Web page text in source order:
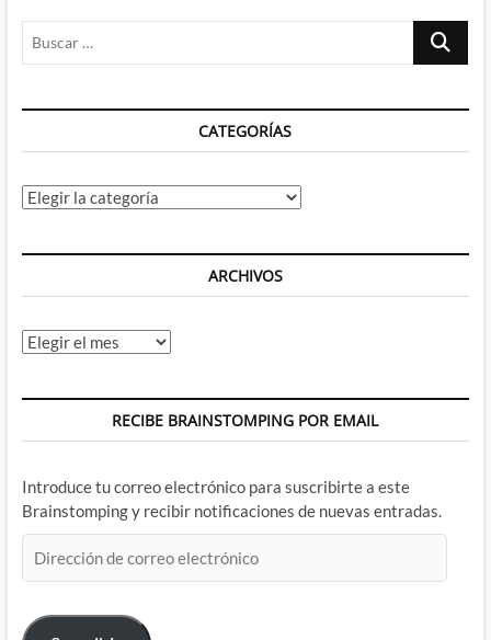
Buscar
CATEGORÍAS
Categorías
ARCHIVOS
Archivos
RECIBE BRAINSTOMPING POR EMAIL
Introduce tu correo electrónico para suscribirte a este
Brainstomping y recibir notificaciones de nuevas entradas.
de
electrónico